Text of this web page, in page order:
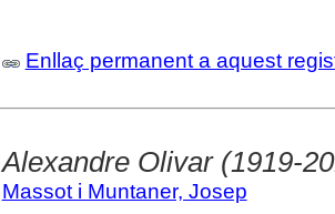
Enllaç permanent a aquest
Alexandre Olivar (1919-
Massot i Muntaner, Josep